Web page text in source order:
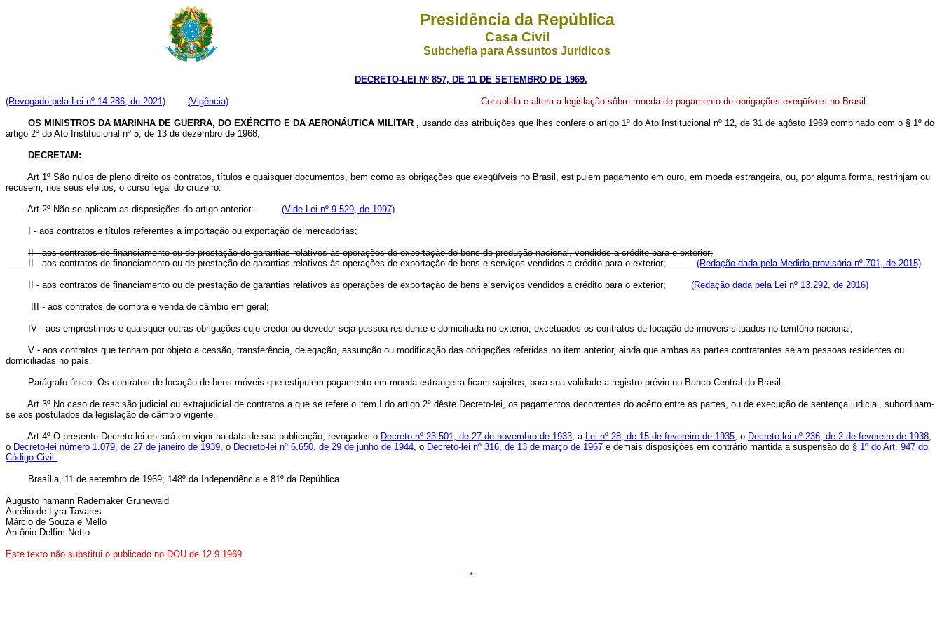
Presidência da República
Casa Civil
Subchefia para Assuntos Jurídicos
DECRETO-LEI Nº 857, DE 11 DE SETEMBRO DE 1969.
(Revogado pela Lei nº 14.286, de 2021) (Vigência) Consolida e altera a legislação sôbre moeda de pagamento de obrigações exeqüíveis no Brasil.
OS MINISTROS DA MARINHA DE GUERRA, DO EXÉRCITO E DA AERONÁUTICA MILITAR , usando das atribuições que lhes confere o artigo 1º do Ato Institucional nº 12, de 31 de agôsto 1969 combinado com o § 1º do
artigo 2º do Ato Institucional nº 5, de 13 de dezembro de 1968,
DECRETAM:
Art 1º São nulos de pleno direito os contratos, títulos e quaisquer documentos, bem como as obrigações que exeqüíveis no Brasil, estipulem pagamento em ouro, em moeda estrangeira, ou, por alguma forma, restrinjam ou
recusem, nos seus efeitos, o curso legal do cruzeiro.
Art 2º Não se aplicam as disposições do artigo anterior: (Vide Lei nº 9.529, de 1997)
I - aos contratos e títulos referentes a importação ou exportação de mercadorias;
II - aos contratos de financiamento ou de prestação de garantias relativos às operações de exportação de bens de produção nacional, vendidos a crédito para o exterior;
II - aos contratos de financiamento ou de prestação de garantias relativos às operações de exportação de bens e serviços vendidos a crédito para o exterior;(Redação dada pela Medida provisória nº 701, de 2015)
II - aos contratos de financiamento ou de prestação de garantias relativos às operações de exportação de bens e serviços vendidos a crédito para o exterior; (Redação dada pela Lei nº 13.292, de 2016)
III - aos contratos de compra e venda de câmbio em geral;
IV - aos empréstimos e quaisquer outras obrigações cujo credor ou devedor seja pessoa residente e domiciliada no exterior, excetuados os contratos de locação de imóveis situados no território nacional;
V - aos contratos que tenham por objeto a cessão, transferência, delegação, assunção ou modificação das obrigações referidas no item anterior, ainda que ambas as partes contratantes sejam pessoas residentes ou
domiciliadas no país.
Parágrafo único. Os contratos de locação de bens móveis que estipulem pagamento em moeda estrangeira ficam sujeitos, para sua validade a registro prévio no Banco Central do Brasil.
Art 3º No caso de rescisão judicial ou extrajudicial de contratos a que se refere o item I do artigo 2º dêste Decreto-lei, os pagamentos decorrentes do acêrto entre as partes, ou de execução de sentença judicial, subordinam-
se aos postulados da legislação de câmbio vigente.
Art 4º O presente Decreto-lei entrará em vigor na data de sua publicação, revogados o Decreto nº 23.501, de 27 de novembro de 1933, a Lei nº 28, de 15 de fevereiro de 1935, o Decreto-lei nº 236, de 2 de fevereiro de 1938,
o Decreto-lei número 1.079, de 27 de janeiro de 1939, o Decreto-lei nº 6.650, de 29 de junho de 1944, o Decreto-lei nº 316, de 13 de março de 1967 e demais disposições em contrário mantida a suspensão do § 1º do Art. 947 do
Código Civil.
Brasília, 11 de setembro de 1969; 148º da Independência e 81º da República.
Augusto hamann Rademaker Grunewald
Aurélio de Lyra Tavares
Márcio de Souza e Mello
Antônio Delfim Netto
Este texto não substitui o publicado no DOU de 12.9.1969
*